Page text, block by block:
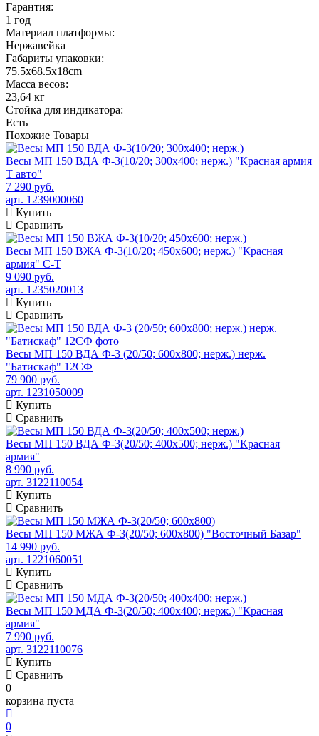
Гарантия:
1 год
Материал платформы:
Нержавейка
Габариты упаковки:
75.5х68.5х18cm
Масса весов:
23,64 кг
Стойка для индикатора:
Есть
Похожие Товары
Весы МП 150 ВДА Ф-3(10/20; 300х400; нерж.) "Красная армия
Т авто"
7 290 руб.
арт. 1239000060
Купить
Сравнить
Весы МП 150 ВЖА Ф-3(10/20; 450х600; нерж.) "Красная
армия" C-T
9 090 руб.
арт. 1235020013
Купить
Сравнить
Весы МП 150 ВДА Ф-3 (20/50; 600х800; нерж.) нерж.
"Батискаф" 12СФ
79 900 руб.
арт. 1231050009
Купить
Сравнить
Весы МП 150 ВДА Ф-3(20/50; 400х500; нерж.) "Красная
армия"
8 990 руб.
арт. 3122110054
Купить
Сравнить
Весы МП 150 МЖА Ф-3(20/50; 600х800) "Восточный Базар"
14 990 руб.
арт. 1221060051
Купить
Сравнить
Весы МП 150 МДА Ф-3(20/50; 400х400; нерж.) "Красная
армия"
7 990 руб.
арт. 3122110076
Купить
Сравнить
0
корзина пуста
0